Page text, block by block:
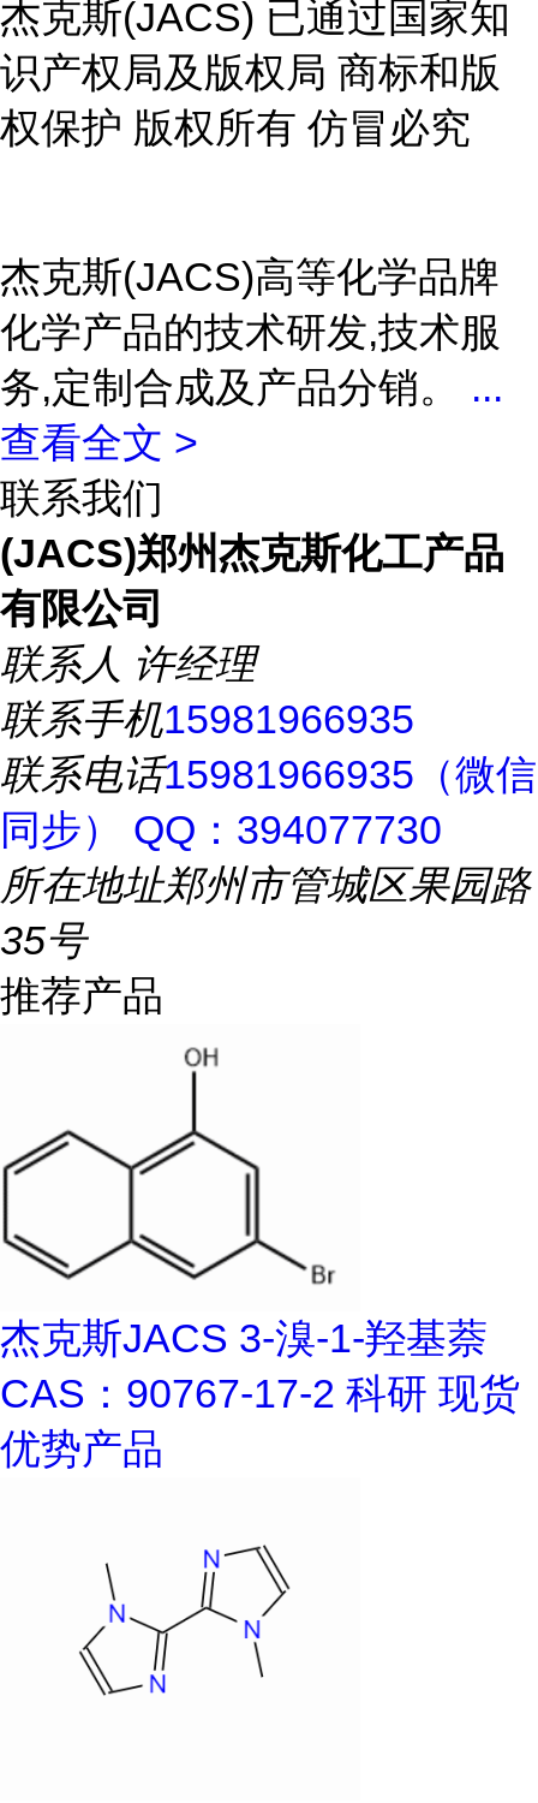
杰克斯(JACS) 已通过国家知
识产权局及版权局 商标和版
权保护 版权所有 仿冒必究
杰克斯(JACS)高等化学品牌
化学产品的技术研发,技术服
务,定制合成及产品分销。 ...
查看全文 >
联系我们
(JACS)郑州杰克斯化工产品
有限公司
联系人 许经理
联系手机15981966935
联系电话15981966935（微信
同步） QQ：394077730
所在地址郑州市管城区果园路
35号
推荐产品
杰克斯JACS 3-溴-1-羟基萘
CAS：90767-17-2 科研 现货
优势产品